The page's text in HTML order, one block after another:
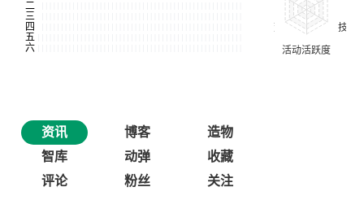
资讯 博客
造物
智库
动弹
收藏
评论
粉丝 关注